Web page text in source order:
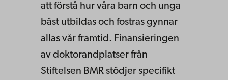
att förstå hur våra barn och unga
bäst utbildas och fostras gynnar
allas vår framtid. Finansieringen
av doktorandplatser från
Stiftelsen BMR stödjer specifikt